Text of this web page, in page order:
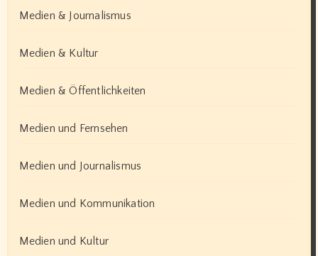
Medien & Journalismus
Medien & Kultur
Medien & Öffentlichkeiten
Medien und Fernsehen
Medien und Journalismus
Medien und Kommunikation
Medien und Kultur